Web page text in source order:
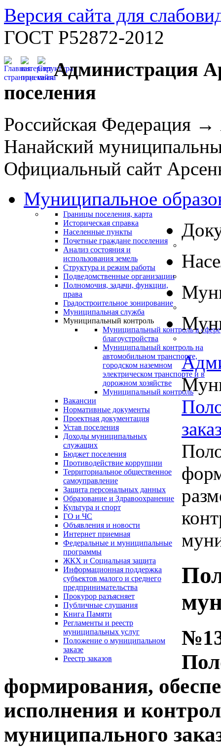
Версия сайта для
ГОСТ Р52872-2012
Администрация
поселения
Российская Федерация
Нанайский
Официальный сайт
Муниципальное
Границы поселения, карта
Историческая справка
Населенные пункты
Почетные граждане поселения
Анализ состояния и
использования земель
Структура и режим работы
Подведомственные организации
Полномочия, задачи, функции,
права
Градостроительное зонирование
Муниципальная служба
Муниципальный контроль
Муниципальный контроль в сфере
благоустройства
Муниципальный контроль на
автомобильном транспорте,
городском наземном
электрическом транспорте и в
дорожном хозяйстве
Муниципальный контроль
Вакансии
Нормативные документы
Проектная документация
Устав поселения
Доходы муниципальных
служащих
Бюджет поселения
Противодействие коррупции
Территориальное общественное
самоуправление
Защита персональных данных
Образование и Здравоохранение
Культура и спорт
ГО и ЧС
Объявления и новости
Интернет приемная
Федеральные и муниципальные
программы
ЖКХ и Социальная защита
Информационная поддержка
субъектов малого и среднего
предпринимательства
Прокурор разъясняет
Публичные слушания
Книга Памяти
Регламенты и реестр
муниципальных услуг
Положение о муниципальном
заказе
Реестр заказов
формирования,
исполнения и
муниципального